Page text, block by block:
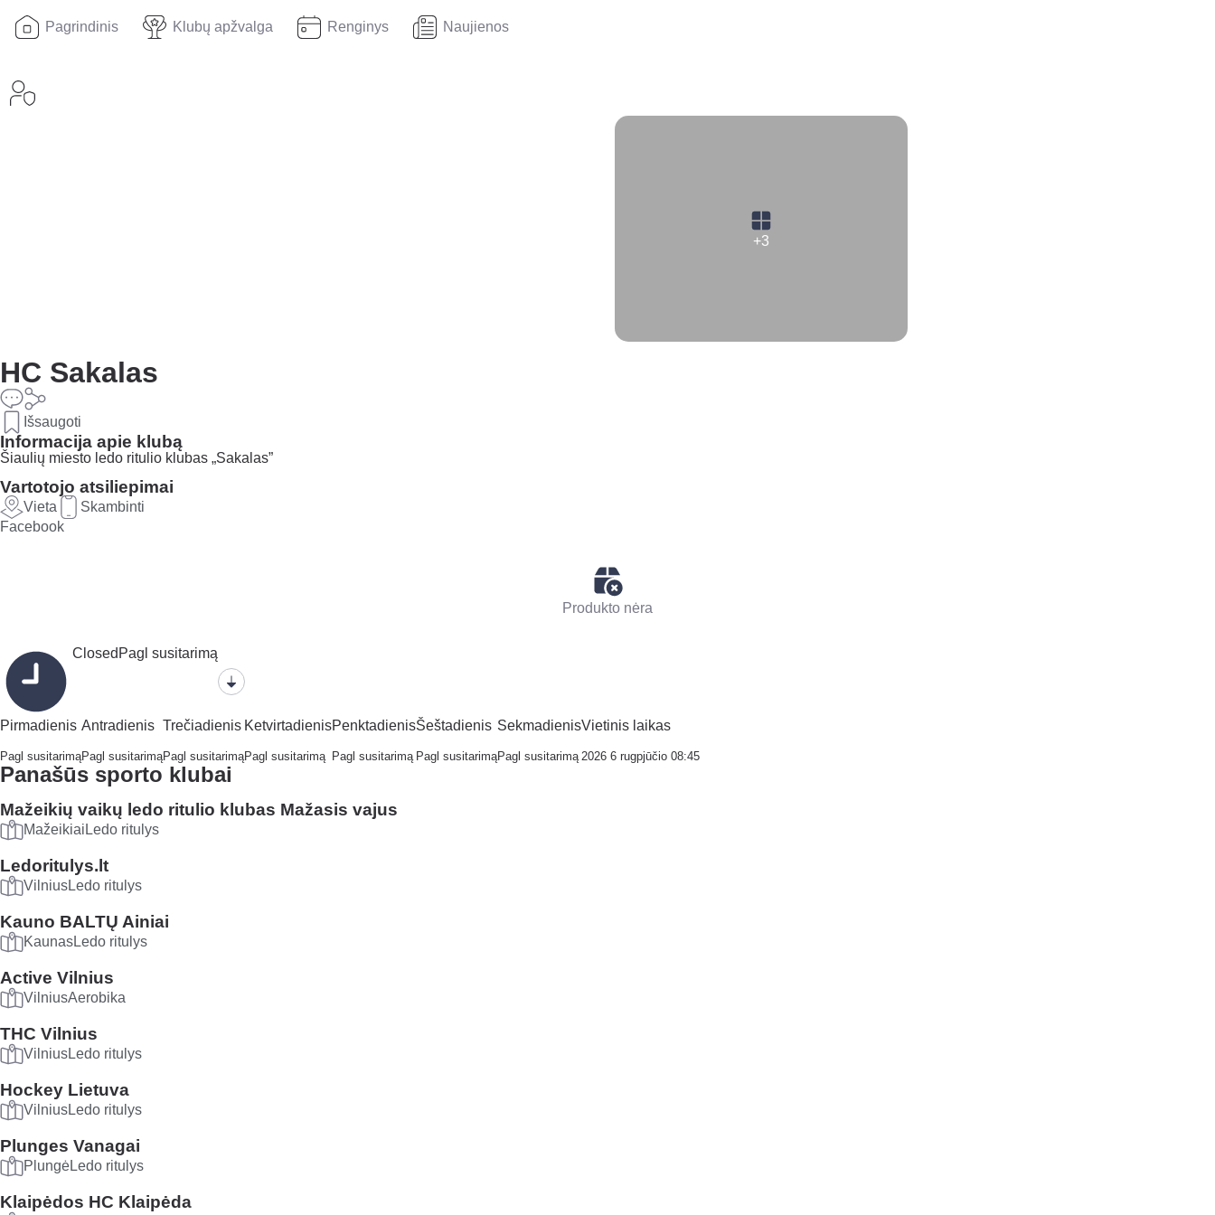
Pagrindinis Klubų apžvalga Renginys Naujienos
+3
HC Sakalas
Išsaugoti
Informacija apie klubą
Šiaulių miesto ledo ritulio klubas „Sakalas”
Vartotojo atsiliepimai
Vieta
Skambinti
Facebook
Produkto nėra
Closed Pagl susitarimą
Pirmadienis
Pagl susitarimą
Antradienis
Pagl susitarimą
Trečiadienis
Pagl susitarimą
Ketvirtadienis
Pagl susitarimą
Penktadienis
Pagl susitarimą
Šeštadienis
Pagl susitarimą
Sekmadienis
Pagl susitarimą
Vietinis laikas
2026 6 rugpjūčio 08:45
Panašūs sporto klubai
Mažeikių vaikų ledo ritulio klubas Mažasis vajus
Mažeikiai Ledo ritulys
Ledoritulys.lt
VilniusLedo ritulys
Kauno BALTŲ Ainiai
KaunasLedo ritulys
Active Vilnius
VilniusAerobika
THC Vilnius
VilniusLedo ritulys
Hockey Lietuva
VilniusLedo ritulys
Plunges Vanagai
PlungėLedo ritulys
Klaipėdos HC Klaipėda